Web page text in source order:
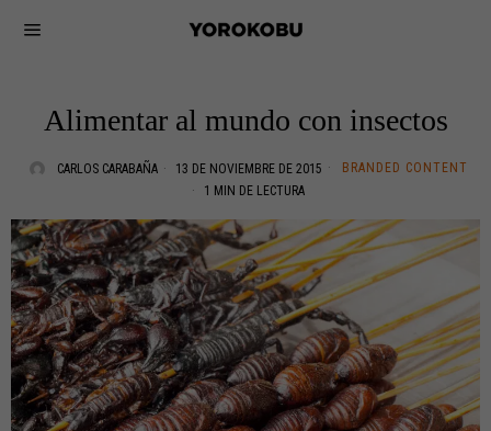
Alimentar al mundo con insectos
CARLOS CARABAÑA 13 DE NOVIEMBRE DE 2015
BRANDED CONTENT
1 MIN DE LECTURA